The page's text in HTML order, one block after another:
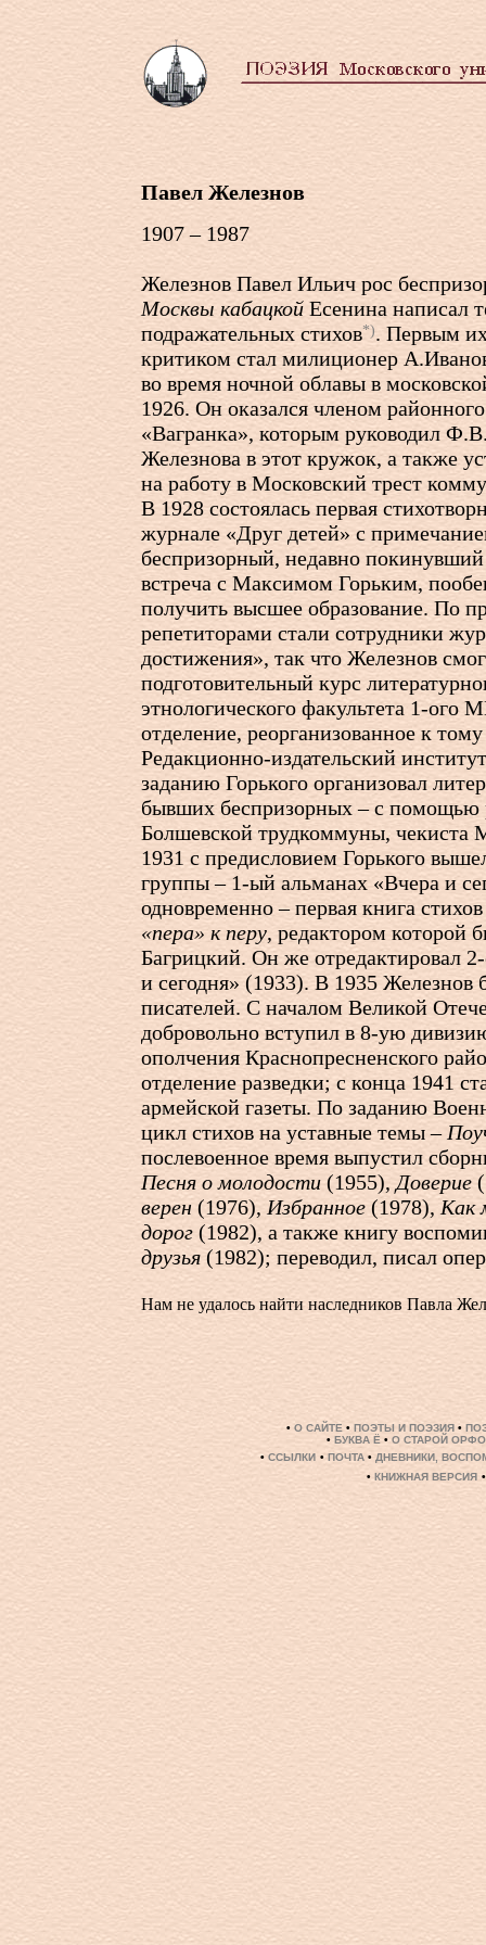
Павел Железнов
1907 – 1987
Железнов Павел Ильич рос
Москвы кабацкой Есенина написал
подражательных стихов*). Первым
критиком стал милиционер
во время ночной облавы в
1926. Он оказался членом
«Вагранка», которым руководил
Железнова в этот кружок, а также
на работу в Московский трест
В 1928 состоялась первая
журнале «Друг детей» с
беспризорный, недавно
встреча с Максимом Горьким,
получить высшее образование. По
репетиторами стали сотрудники
достижения», так что Железнов
подготовительный курс
этнологического факультета 1-ого
отделение, реорганизованное к
Редакционно-издательский
заданию Горького организовал
бывших беспризорных – с помощью
Болшевской трудкоммуны, чекиста
1931 с предисловием Горького
группы – 1-ый альманах «Вчера и
одновременно – первая книга
«пера» к перу, редактором которой
Багрицкий. Он же отредактировал
и сегодня» (1933). В 1935
писателей. С началом Великой
добровольно вступил в8-ую
ополчения Краснопресненского
отделение разведки; с конца 1941
армейской газеты. По заданию
цикл стихов на уставные темы –
послевоенное время выпустил
Песня о молодости (1955), Доверие
верен (1976), Избранное (1978), Как
дорог (1982), а также книгу
друзья (1982); переводил, писал
Нам не удалось найти наследников Павла